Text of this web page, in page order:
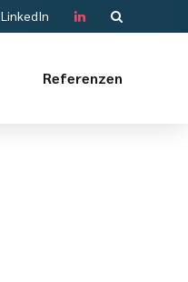
LinkedIn
Referenzen